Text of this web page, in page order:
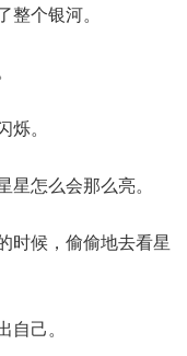
个银河。
。
怎么会那么亮。
时候，偷偷地去看星
己。